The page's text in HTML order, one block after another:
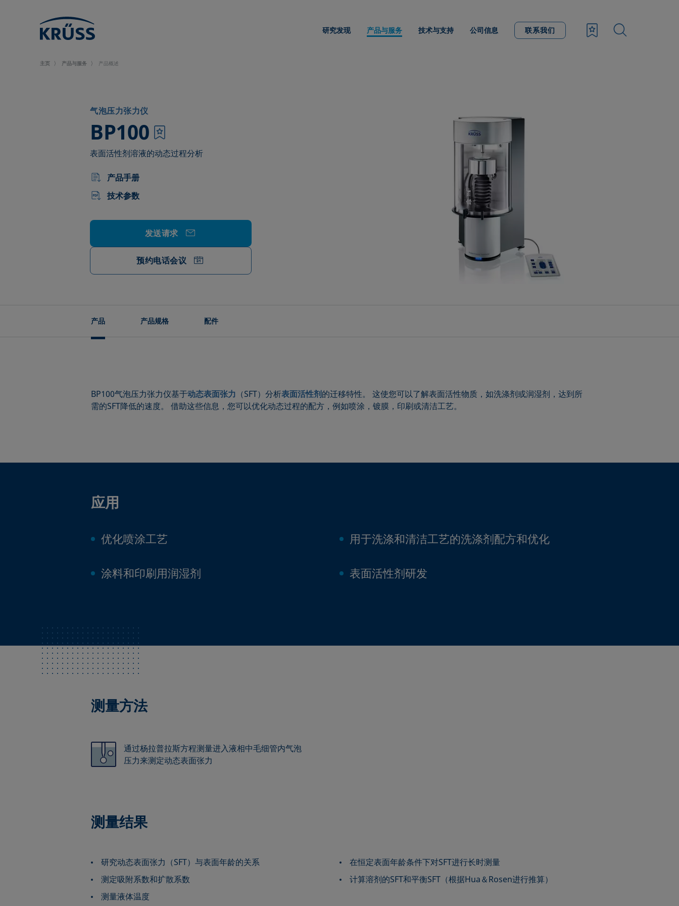
研究发现 产品与服务 技术与支持 公司信息 联系我们
主页 产品与服务 产品概述
气泡压力张力仪
BP100
–
表面活性剂溶液的动态过程分析
产品手册
技术参数
发送请求
预约电话会议
产品 产品规格 配件
BP100气泡压力张力仪基于动态表面张力 （SFT）分析表面活性剂的迁移特性。 这使您可以了解表面活性物质，如洗涤剂或润湿剂，达到所
需的SFT降低的速度。 借助这些信息，您可以优化动态过程的配方，例如喷涂，镀膜，印刷或清洁工艺。
应用
优化喷涂工艺 用于洗涤和清洁工艺的洗涤剂配方和优化
涂料和印刷用润湿剂 表面活性剂研发
测量方法
通过杨拉普拉斯方程测量进入液相中毛细管内气泡
压力来测定动态表面张力
测量结果
研究动态表面张力（SFT）与表面年龄的关系
在恒定表面年龄条件下对SFT进行长时测量
测定吸附系数和扩散系数
计算溶剂的SFT和平衡SFT（根据Hua＆Rosen进行推算）
测量液体温度